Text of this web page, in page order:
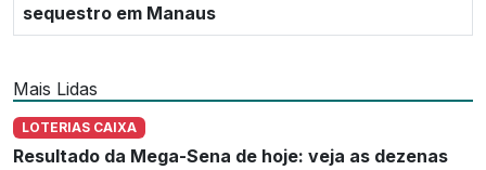
sequestro em Manaus
Mais Lidas
LOTERIAS CAIXA
Resultado da Mega-Sena de hoje: veja as dezenas